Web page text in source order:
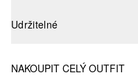
Udržitelné
NAKOUPIT CELÝ OUTFIT